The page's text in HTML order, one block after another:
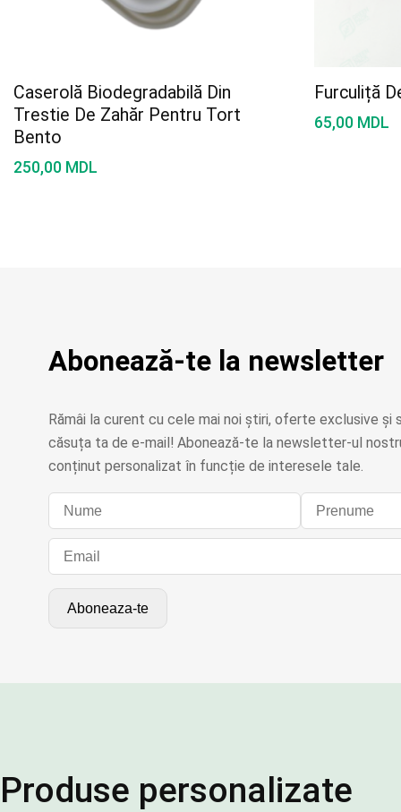
Caserolă Biodegradabilă Din
Trestie De Zahăr Pentru Tort
Bento
250,00 MDL
Furculiță
65,00 MDL
Abonează-te la newsletter
Rămâi la curent cu cele mai noi știri, oferte exclusive
căsuța ta de e-mail! Abonează-te la newsletter-ul
conținut personalizat în funcție de interesele tale.
Produse personalizate